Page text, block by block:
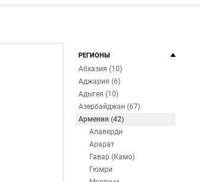
РЕГИОНЫ
Абхазия (10)
Аджария (6)
Адыгея (10)
Азербайджан (67)
Армения (42)
Алаверди
Арарат
Гавар (Камо)
Гюмри